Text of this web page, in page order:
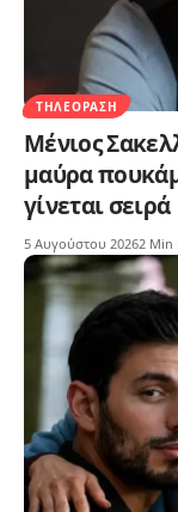
ΤΗΛΕΌΡΑΣΗ
Μένιος
μαύρα
γίνεται σειρά
5 Αυγούστου 20262 Min